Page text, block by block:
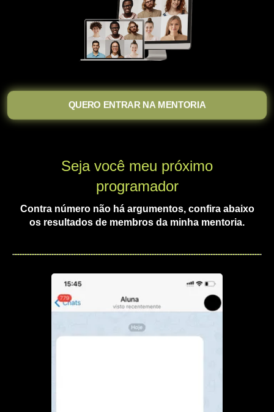
QUERO ENTRAR NA MENTORIA
Seja você meu próximo
programador
Contra número não há argumentos, confira abaixo
os resultados de membros da minha mentoria.